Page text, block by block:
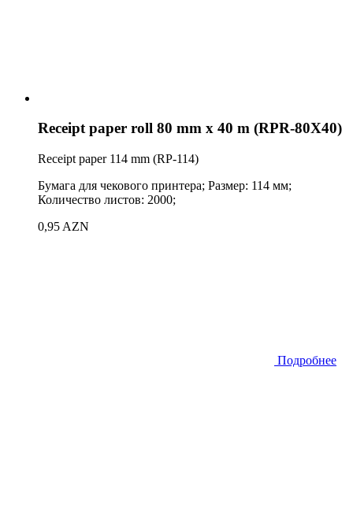
Receipt paper roll 80 mm x 40 m (RPR-80X40)
Receipt paper 114 mm (RP-114)
Бумага для чекового принтера; Размер: 114 мм;
Количество листов: 2000;
0,95 AZN
Подробнее